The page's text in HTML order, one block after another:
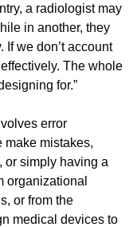
a radiologist may
in another, they
If we don’t account
The whole
for.”
error
make mistakes,
or simply having a
organizational
or from the
medical devices to